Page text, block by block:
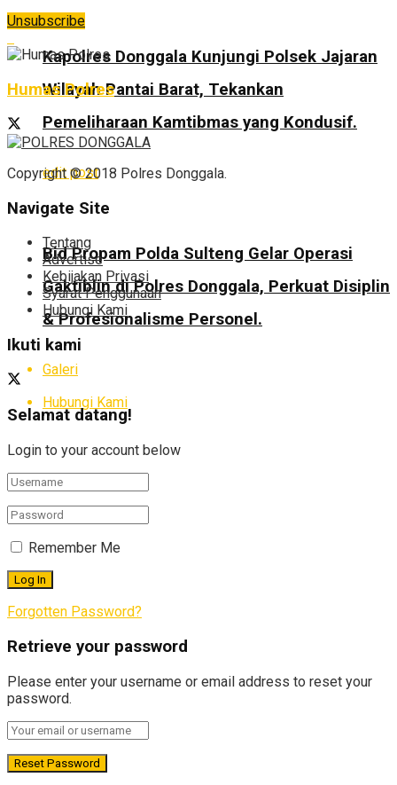
Kapolres Donggala Kunjungi Polsek Jajaran
Wilayah Pantai Barat, Tekankan
Pemeliharaan Kamtibmas yang Kondusif.
edit post
Bid Propam Polda Sulteng Gelar Operasi
Gaktiblin di Polres Donggala, Perkuat Disiplin
& Profesionalisme Personel.
Galeri
Hubungi Kami
Unsubscribe
Humas Polres
Copyright © 2018 Polres Donggala.
Navigate Site
Tentang
Advertise
Kebijakan Privasi
Syarat Penggunaan
Hubungi Kami
Ikuti kami
Selamat datang!
Login to your account below
Remember Me
Forgotten Password?
Retrieve your password
Please enter your username or email address to reset your
password.